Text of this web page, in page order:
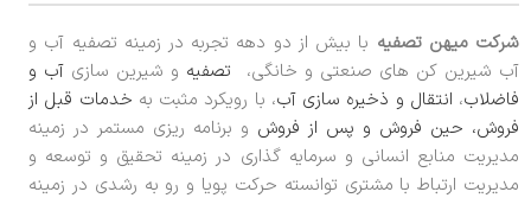
شرکت میهن تصفیه با بیش از دو دهه تجربه در زمینه تصفیه آب و
آب شیرین کن های صنعتی و خانگی،
تصفیه و شیرین سازی آب و
فاضلاب، انتقال و ذخیره سازی آب، با رویکرد مثبت به خدمات قبل از
فروش، حین فروش و پس از فروش و برنامه ریزی مستمر در زمینه
مدیریت منابع انسانی و سرمایه گذاری در زمینه تحقیق و توسعه و
مدیریت ارتباط با مشتری توانسته حرکت پویا و رو به رشدی در زمینه